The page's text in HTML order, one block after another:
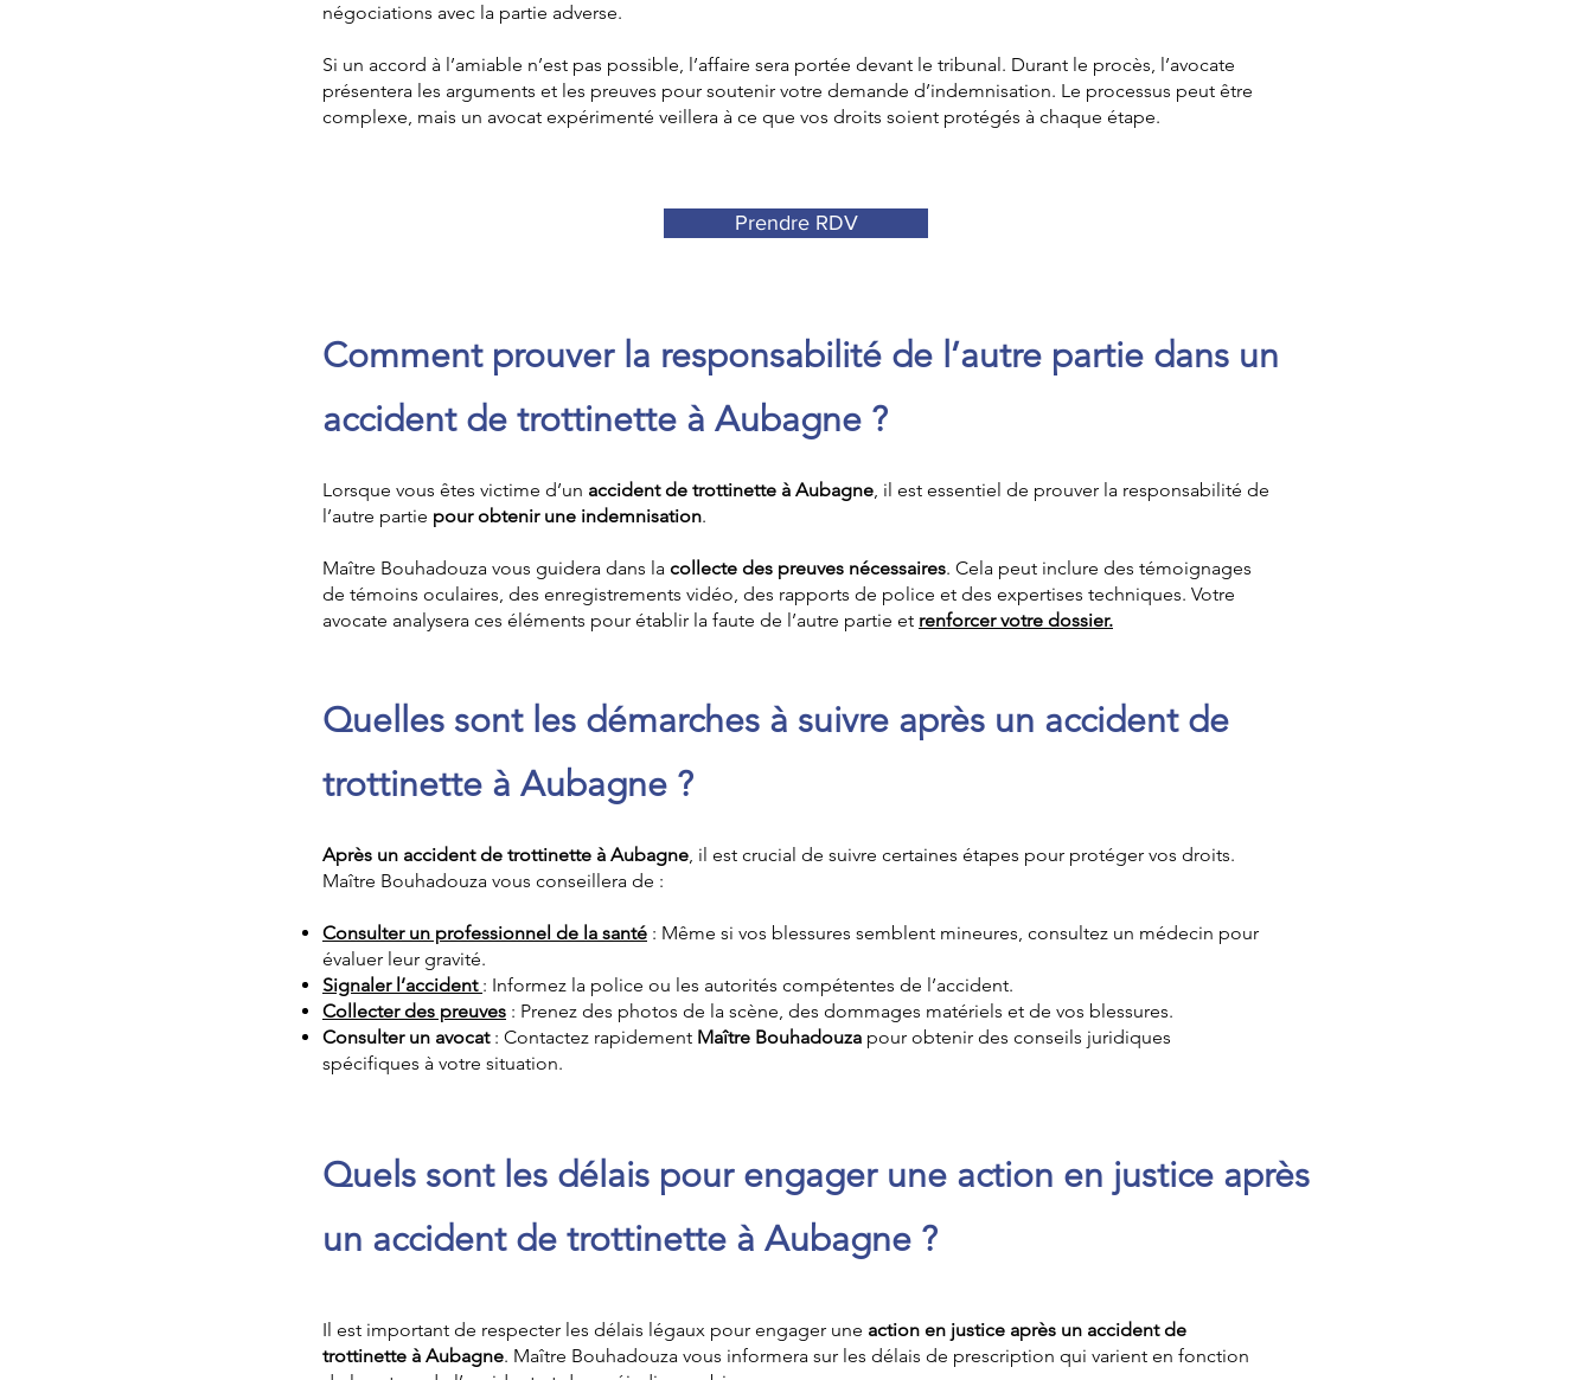
négociations avec la partie adverse.
Si un accord à l’amiable n’est pas possible, l’affaire sera portée devant le tribunal. Durant le procès, l’avocate
présentera les arguments et les preuves pour soutenir votre demande d’indemnisation. Le processus peut être
complexe, mais un avocat expérimenté veillera à ce que vos droits soient protégés à chaque étape.
Prendre RDV
Comment prouver la responsabilité de l’autre partie dans un
accident de trottinette à Aubagne ?
Lorsque vous êtes victime d’un accident de trottinette à Aubagne, il est essentiel de prouver la responsabilité de
l’autre partie pour obtenir une indemnisation.
Maître Bouhadouza vous guidera dans la collecte des preuves nécessaires. Cela peut inclure des témoignages
de témoins oculaires, des enregistrements vidéo, des rapports de police et des expertises techniques. Votre
avocate analysera ces éléments pour établir la faute de l’autre partie et renforcer votre dossier.
Quelles sont les démarches à suivre après un accident de
trottinette à Aubagne ?
Après un accident de trottinette à Aubagne, il est crucial de suivre certaines étapes pour protéger vos droits.
Maître Bouhadouza vous conseillera de :
Consulter un professionnel de la santé : Même si vos blessures semblent mineures, consultez un médecin pour
évaluer leur gravité.
Signaler l’accident : Informez la police ou les autorités compétentes de l’accident.
Collecter des preuves : Prenez des photos de la scène, des dommages matériels et de vos blessures.
Consulter un avocat: Contactez rapidement Maître Bouhadouza pour obtenir des conseils juridiques
spécifiques à votre situation.
Quels sont les délais pour engager une action en justice après
un accident de trottinette à Aubagne ?
Il est important de respecter les délais légaux pour engager une action en justice après un accident de
trottinette à Aubagne. Maître Bouhadouza vous informera sur les délais de prescription qui varient en fonction